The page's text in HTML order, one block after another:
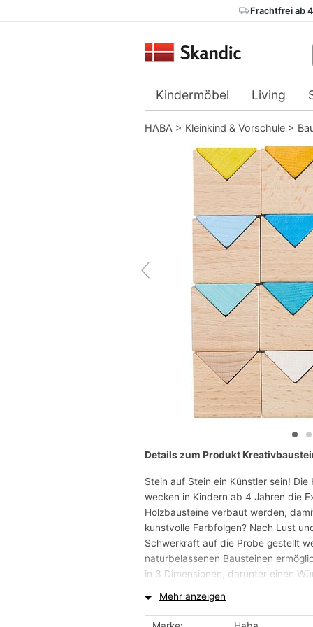
Frachtfrei ab
Kindermöbel Living
HABA > Kleinkind & Vorschule >
Details zum Produkt
Stein auf Stein ein Künstler sein!
wecken in Kindern ab 4 Jahren die
Holzbausteine verbaut werden,
kunstvolle Farbfolgen? Nach Lust
Schwerkraft auf die Probe gestellt
naturbelassenen Bausteinen
in 3 Dimensionen, darunter einen
weiter und trainieren ihre Auge-
benötigt, findet diese in den
Mehr anzeigen